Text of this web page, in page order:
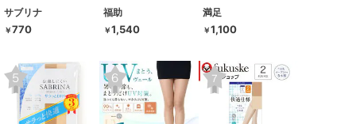
サブリナ
￥770
福助
￥1,540
満足
￥1,100